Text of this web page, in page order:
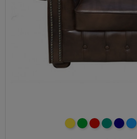
żółtyzielonyczerwony